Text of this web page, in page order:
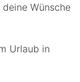
Wünsche
Urlaub in